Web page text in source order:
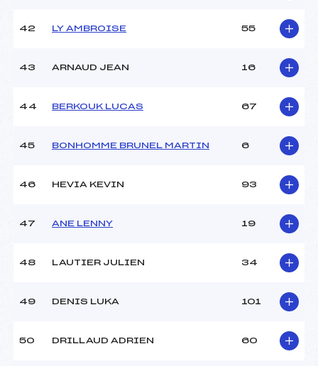
42 LY AMBROISE 55
43 ARNAUD JEAN 16
44 BERKOUK LUCAS 67
45 BONHOMME BRUNEL MARTIN 6
46 HEVIA KEVIN 93
47 ANE LENNY 19
48 LAUTIER JULIEN 34
49 DENIS LUKA 101
50 DRILLAUD ADRIEN 60